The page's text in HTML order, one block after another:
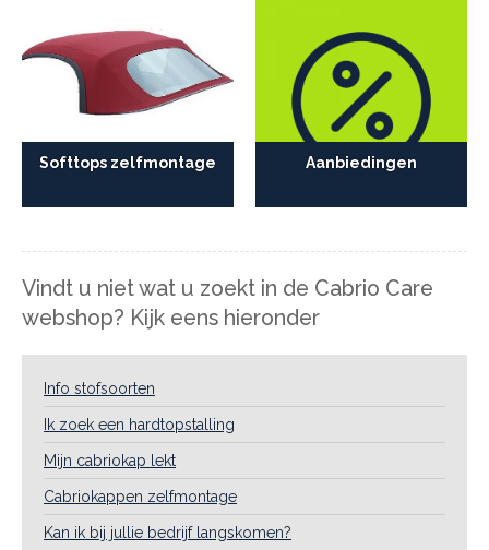
Softtops zelfmontage Aanbiedingen
Vindt u niet wat u zoekt in de Cabrio Care
webshop? Kijk eens hieronder
Info stofsoorten
Ik zoek een hardtopstalling
Mijn cabriokap lekt
Cabriokappen zelfmontage
Kan ik bij jullie bedrijf langskomen?